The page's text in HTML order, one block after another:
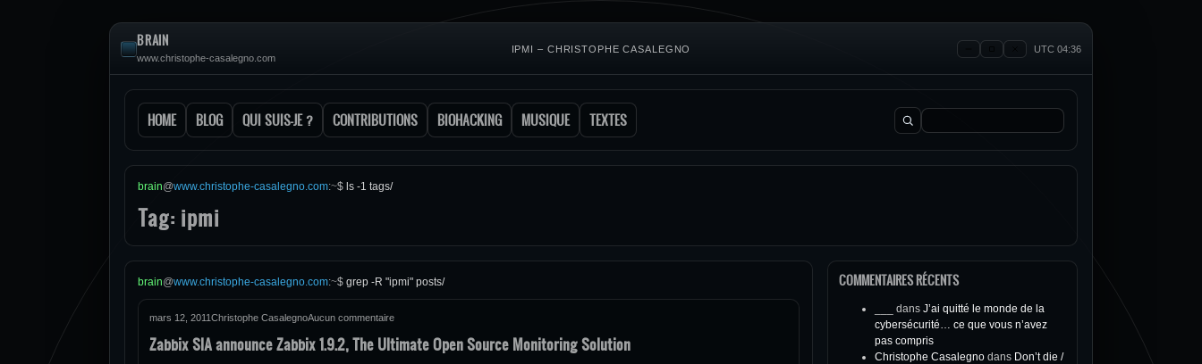
BRAIN
www.christophe-casalegno.com
IPMI – CHRISTOPHE CASALEGNO UTC 04:36
HOME BLOG QUI SUIS-JE ? CONTRIBUTIONS BIOHACKING MUSIQUE TEXTES Rechercher :
brain@www.christophe-casalegno.com:~$ ls -1 tags/
Tag: ipmi
brain@www.christophe-casalegno.com:~$ grep -R "ipmi" posts/
mars 12, 2011Christophe CasalegnoAucun commentaire
Zabbix SIA announce Zabbix 1.9.2, The Ultimate Open Source Monitoring Solution
COMMENTAIRES RÉCENTS
dans J’ai quitté le monde de la
cybersécurité… ce que vous n’avez
pas compris
Christophe Casalegno dans Don’t die /